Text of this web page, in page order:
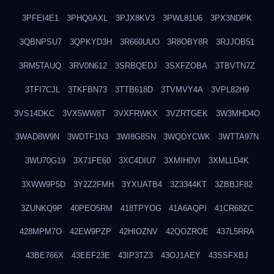
3PFEI4E1 3PHQ0AXL 3PJX8KV3 3PWL81U6 3PX3NDPK
3QBNPSU7 3QPKYD3H 3R660UUO 3R8OBY8R 3RJJOB51
3RM5TAUQ 3RV0N612 3SRBQEDJ 3SXFZOBA 3TBVTN7Z
3TFI7CJL 3TKFBN73 3TTB618D 3TVMVY4A 3VPL82H9
3VS14DKC 3VX5WW8T 3VXFRWKX 3VZRTGEK 3W3MHD4O
3WAD8W9N 3WDTF1N3 3WI8G8SN 3WQDYCWK 3WTTA97N
3WU70G19 3X71FE60 3XC4DIU7 3XMIH0VI 3XMLLD4K
3XWW9P5D 3Y2Z2FMH 3YXUATB4 3Z3344KT 3ZBBJF82
3ZUNKQ9P 40PEO5RM 418TPYOG 41A6AQPI 41CR68ZC
428MPM7O 42EW9PZP 42HIOZNV 42QOZROE 437L5RRA
43BE766X 43EEF23E 43IP3TZ3 43OJ1AEY 43SSFXBJ